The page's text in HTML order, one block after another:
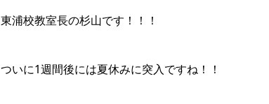
東浦校教室長の杉山です！！！
ついに1週間後には夏休みに突入ですね！！